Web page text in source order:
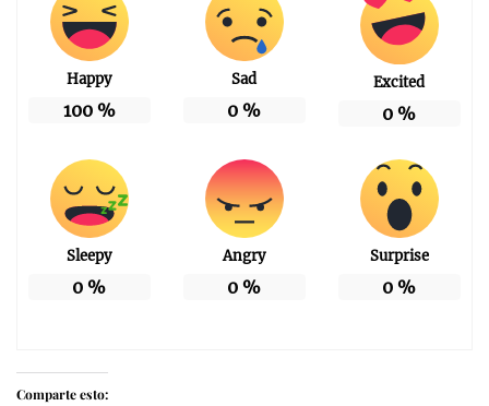
Happy
100%
Sad
0 %
Excited
0 %
Sleepy
0 %
Angry
0 %
Surprise
0 %
Comparte esto: